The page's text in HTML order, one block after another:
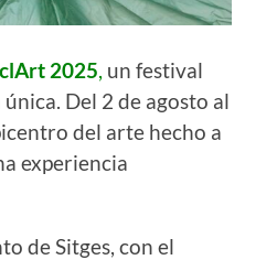
2025, un festival
Del 2 de agosto al
del arte hecho a
experiencia
de Sitges, con el